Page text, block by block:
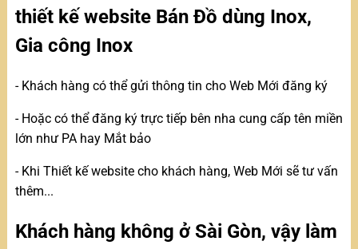
thiết kế website Bán Đồ dùng Inox,
Gia công Inox
- Khách hàng có thể gửi thông tin cho Web Mới đăng ký
- Hoặc có thể đăng ký trực tiếp bên nha cung cấp tên miền
lớn như PA hay Mắt bảo
- Khi Thiết kế website cho khách hàng, Web Mới sẽ tư vấn
thêm...
Khách hàng không ở Sài Gòn, vậy làm